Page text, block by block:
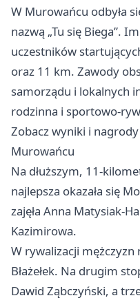
W Murowańcu odbyła
nazwą „Tu się Biega”.
uczestników
oraz 11 km. Zawody
samorządu i lokalnych
rodzinna i sportowo-
Zobacz wyniki i
Murowańcu
Na dłuższym, 11-
najlepsza okazała się
zajęła Anna Matysiak-
Kazimirowa.
W rywalizacji mężczyzn
Błażełek. Na drugim
Dawid Ząbczyński, a